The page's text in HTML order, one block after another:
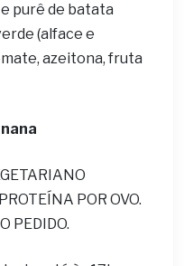
purê de batata
(alface e
azeitona, fruta
POR OVO.
PEDIDO.